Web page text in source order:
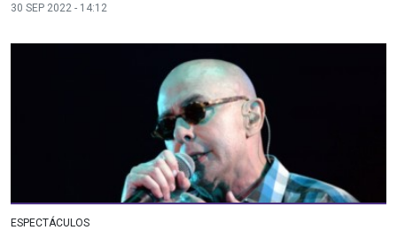
30 SEP 2022 - 14:12
ESPECTÁCULOS